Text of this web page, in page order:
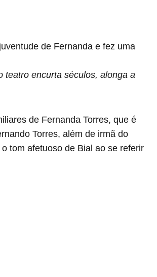
de Fernanda e fez uma
teatro encurta séculos, alonga a
de Fernanda Torres, que é
Torres, além de irmã do
tom afetuoso de Bial ao se referir